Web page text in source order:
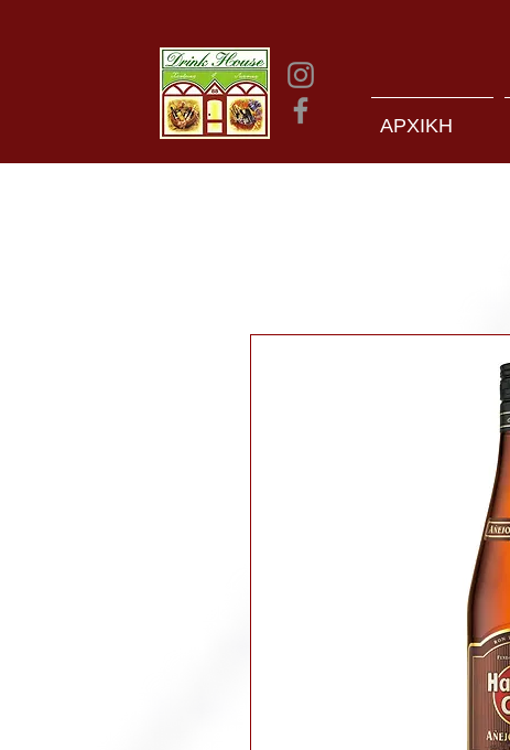
ΑΡΧΙΚΗ